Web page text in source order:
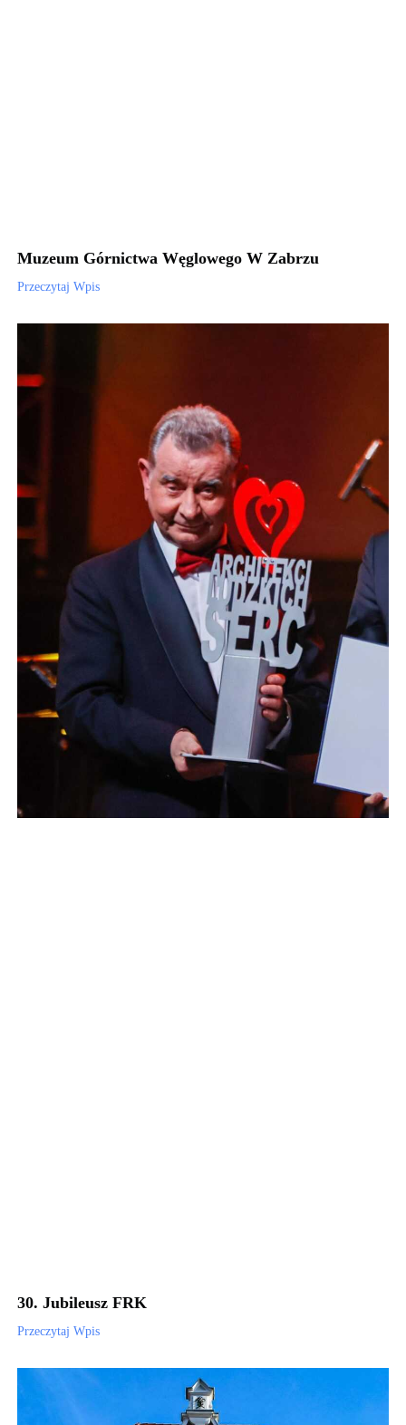
Muzeum Górnictwa Węglowego W Zabrzu
Przeczytaj Wpis
30. Jubileusz FRK
Przeczytaj Wpis